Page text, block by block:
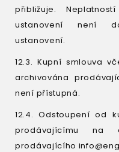
přibližuje.
ustanovení není
ustanovení.
12.3. Kupní smlouva
archivována
není přístupná.
12.4. Odstoupení od
prodávajícímu na
prodávajícího